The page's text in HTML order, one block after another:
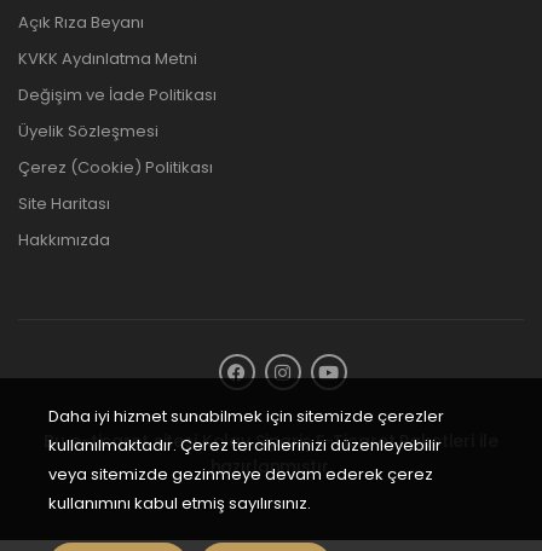
Açık Rıza Beyanı
KVKK Aydınlatma Metni
Değişim ve İade Politikası
Üyelik Sözleşmesi
Çerez (Cookie) Politikası
Site Haritası
Hakkımızda
Bu e-ticaret sitesiKolay Sipariş E-Ticaret Paketleri
hazırlanmıştır.
Daha iyi hizmet sunabilmek için sitemizde çerezler
kullanılmaktadır. Çerez tercihlerinizi düzenleyebilir
veya sitemizde gezinmeye devam ederek çerez
kullanımını kabul etmiş sayılırsınız.